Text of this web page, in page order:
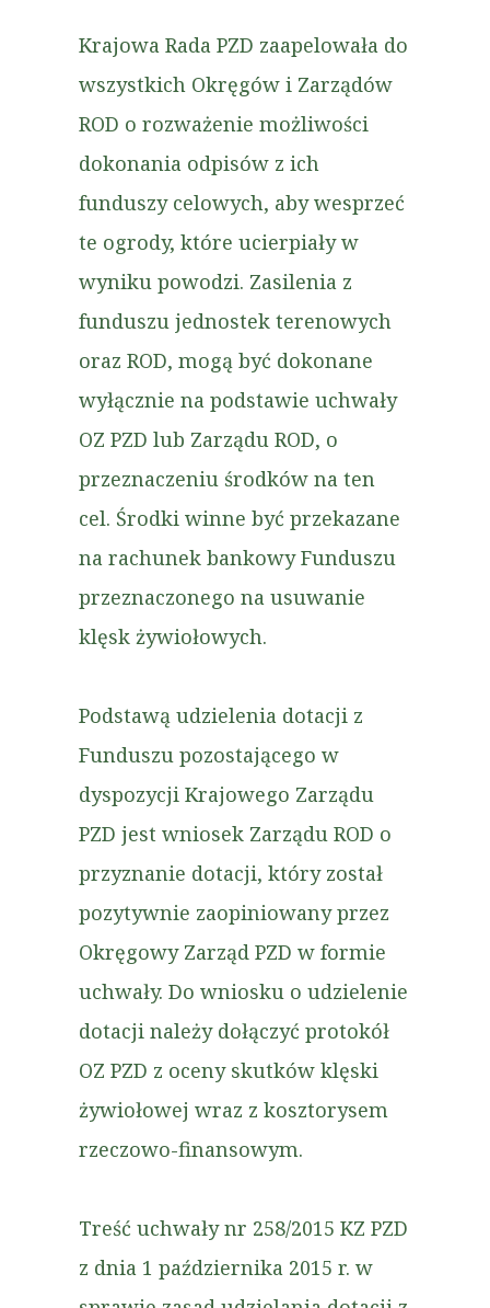
Krajowa Rada PZD zaapelowała do
wszystkich Okręgów i Zarządów
ROD o rozważenie możliwości
dokonania odpisów z ich
funduszy celowych, aby wesprzeć
te ogrody, które ucierpiały w
wyniku powodzi. Zasilenia z
funduszu jednostek terenowych
oraz ROD, mogą być dokonane
wyłącznie na podstawie uchwały
OZ PZD lub Zarządu ROD, o
przeznaczeniu środków na ten
cel. Środki winne być przekazane
na rachunek bankowy Funduszu
przeznaczonego na usuwanie
klęsk żywiołowych.
Podstawą udzielenia dotacji z
Funduszu pozostającego w
dyspozycji Krajowego Zarządu
PZD jest wniosek Zarządu ROD o
przyznanie dotacji, który został
pozytywnie zaopiniowany przez
Okręgowy Zarząd PZD w formie
uchwały. Do wniosku o udzielenie
dotacji należy dołączyć protokół
OZ PZD z oceny skutków klęski
żywiołowej wraz z kosztorysem
rzeczowo-finansowym.
Treść uchwały nr 258/2015 KZ PZD
z dnia 1 października 2015 r. w